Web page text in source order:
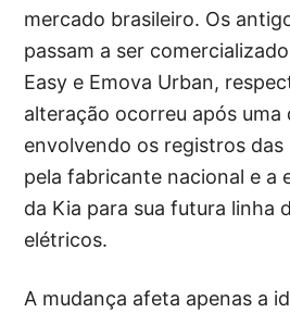
mercado brasileiro. Os
passam a ser
Easy e Emova Urban,
alteração ocorreu após uma
envolvendo os registros das
pela fabricante nacional e a
da Kia para sua futura linha
elétricos.
A mudança afeta apenas a